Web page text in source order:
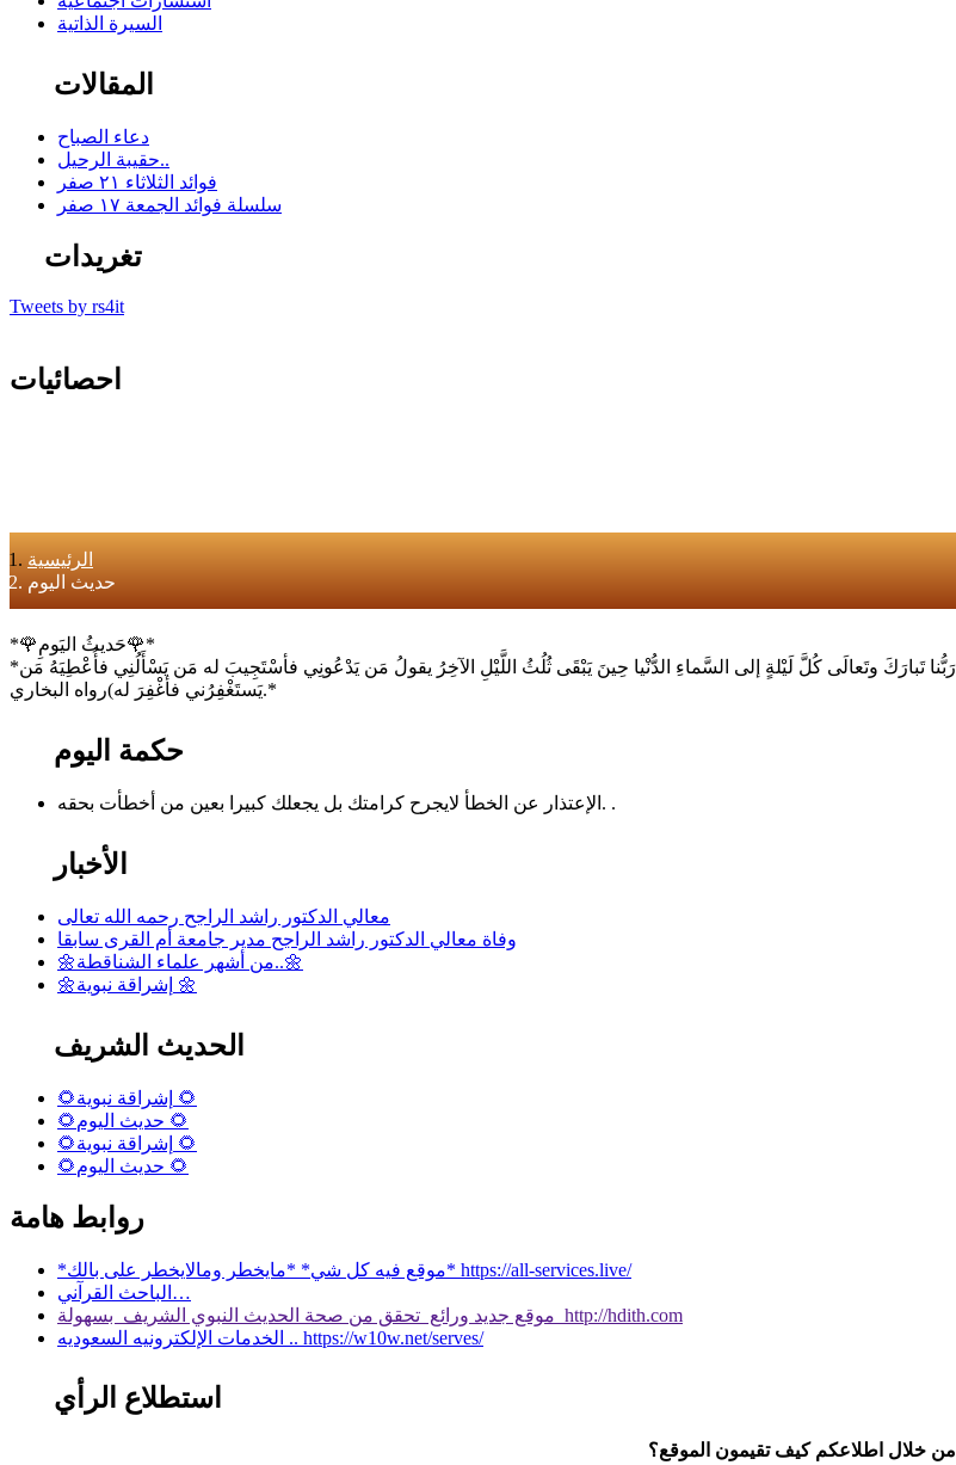
السيرة الذاتية
المقالات
دعاء الصباح
حقيبة الرحيل..
فوائد الثلاثاء ٢١ صفر
سلسلة فوائد الجمعة ١٧ صفر
تغريدات
Tweets by rs4it
احصائيات
الرئيسية
حديث اليوم
*🌹حَديثُ اليَومِ🌹*
*عَنْ أَبِي هُرَيْرَةَ رَضِيَ اللَّهُ عَنْهُ أَنّ رَسُولَ اللَّهِ صَلَّى اللهُ عَليهِ وسَلَّمَ قَالَ(يَنْزِلُ رَبُّنا تَبارَكَ وتَعالَى كُلَّ لَيْلةٍ إلى السَّماءِ الدُّنْيا حِينَ يَبْقَى ثُلُثُ اللَّيْلِ الآخِرُ يقولُ مَن يَدْعُونِي فأسْتَجِيبَ له مَن يَسْأَلُنِي فأُعْطِيَهُ مَن
يَستَغْفِرُني فأغْفِرَ له)رواه البخاري.*
حكمة اليوم
الإعتذار عن الخطأ لايجرح كرامتك بل يجعلك كبيرا بعين من أخطأت بحقه. .
الأخبار
معالي الدكتور راشد الراجح رحمه الله تعالى
وفاة معالي الدكتور راشد الراجح مدير جامعة أم القرى سابقا
🌼من أشهر علماء الشناقطة..🌼
🌼إشراقة نبوية 🌼
الحديث الشريف
🌻إشراقة نبوية 🌻
🌻حديث اليوم 🌻
🌻إشراقة نبوية 🌻
🌻حديث اليوم 🌻
روابط هامة
*موقع فيه كل شي* *مايخطر ومالايخطر على بالك* https://all-services.live/
الباحث القرآني…
موقع جديد ورائع تحقق من صحة الحديث النبوي الشريف بسهولة http://hdith.com
الخدمات الإلكترونيه السعوديه .. https://w10w.net/serves/
استطلاع الرأي
من خلال اطلاعكم كيف تقيمون الموقع؟